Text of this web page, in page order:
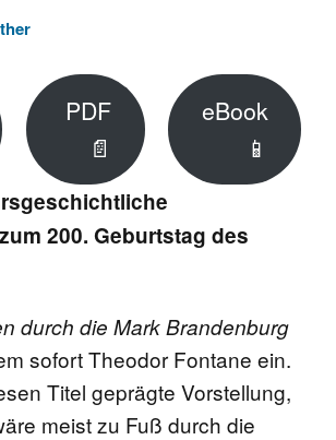
PDF
📄
eBook
📱
200. Geburtstag des
durch die Mark Brandenburg
sofort Theodor Fontane ein.
Titel geprägte Vorstellung,
meist zu Fuß durch die